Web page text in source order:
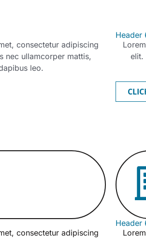
consectetur adipiscing
nec ullamcorper mattis,
leo.
Header
elit.
consectetur adipiscing
Header